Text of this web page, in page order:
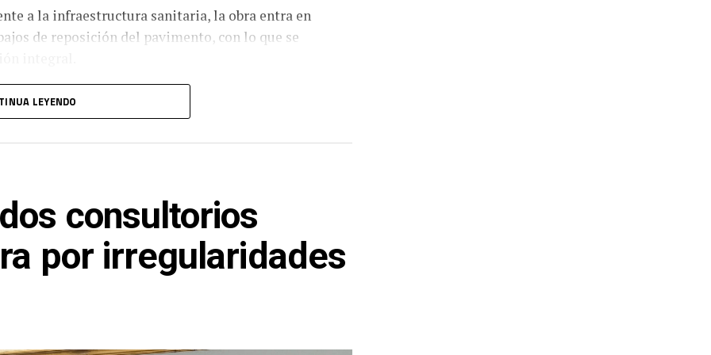
a la infraestructura sanitaria, la obra entra en
de reposición del pavimento, con lo que se
con el Ayuntamiento de Ciudad Madero,
la infraestructura urbana y mejorar la
colonias con mayor tradición e historia del
LEYENDO
consultorios
por irregularidades